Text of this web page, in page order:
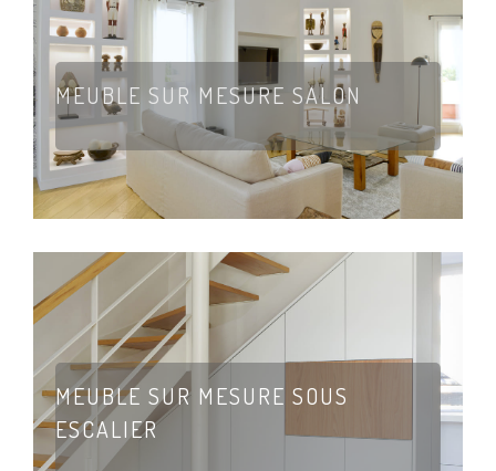
MEUBLE SUR MESURE SALON
MEUBLE SUR MESURE SOUS
ESCALIER